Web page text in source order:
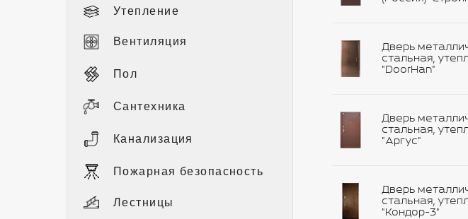
Утепление
Вентиляция
Пол
Сантехника
Канализация
Пожарная безопасность
Лестницы
Дверь
стальная,
"DoorHan"
Дверь
стальная,
"Аргус"
Дверь
стальная,
"Кондор-3"